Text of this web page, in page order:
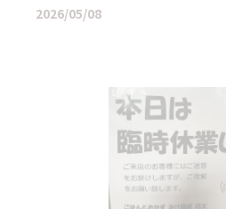
2026/05/08